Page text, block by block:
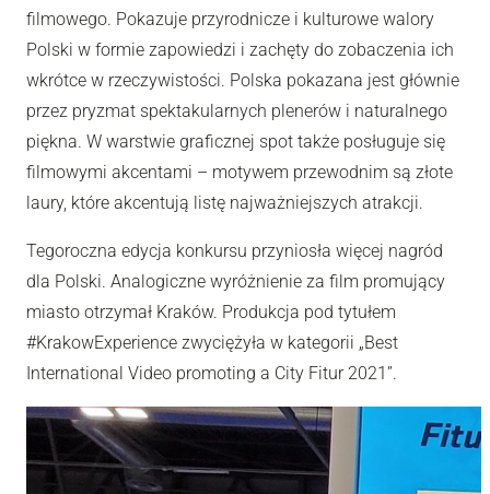
filmowego. Pokazuje przyrodnicze i kulturowe walory
Polski w formie zapowiedzi i zachęty do zobaczenia ich
wkrótce w rzeczywistości. Polska pokazana jest głównie
przez pryzmat spektakularnych plenerów i naturalnego
piękna. W warstwie graficznej spot także posługuje się
filmowymi akcentami – motywem przewodnim są złote
laury, które akcentują listę najważniejszych atrakcji.
Tegoroczna edycja konkursu przyniosła więcej nagród
dla Polski. Analogiczne wyróżnienie za film promujący
miasto otrzymał Kraków. Produkcja pod tytułem
#KrakowExperience zwyciężyła w kategorii „Best
International Video promoting a City Fitur 2021”.